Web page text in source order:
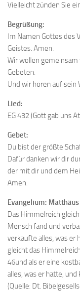
Vielleicht zünden Sie
Begrüßung:
Im Namen Gottes des
Geistes. Amen.
Wir wollen
Gebeten.
Und wir hören auf sein
Lied:
EG 432 (Gott gab uns
Gebet:
Du bist der größte
Dafür danken wir dir
der mit dir und dem
Amen.
Evangelium: Matthäus
Das Himmelreich
Mensch fand und
verkaufte alles, was er
gleicht das
46und als er eine
alles, was er hatte, und
(Quelle: Dt.